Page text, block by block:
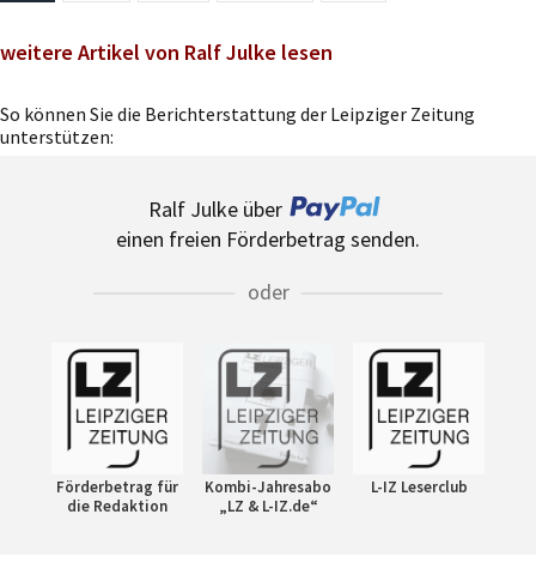
weitere Artikel von Ralf Julke lesen
So können Sie die Berichterstattung der Leipziger Zeitung
unterstützen:
Ralf Julke über
einen freien Förderbetrag senden.
oder
Förderbetrag für
die Redaktion
Kombi-Jahresabo
„LZ & L-IZ.de“
L-IZ Leserclub